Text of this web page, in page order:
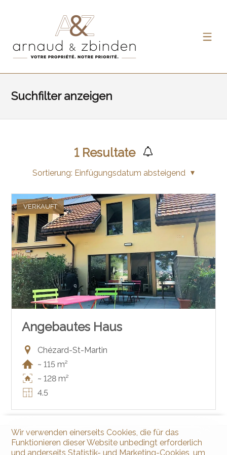
Suchfilter anzeigen
1Resultate
Sortierung: Einfügungsdatum absteigend
VERKAUFT
Angebautes Haus
Chézard-St-Martin
~ 115 m²
~ 128 m²
4.5
Wir verwenden einerseits Cookies, die für das
Funktionieren dieser Website unbedingt erforderlich
und anderseits Statistik- und Marketing-Cookies, um